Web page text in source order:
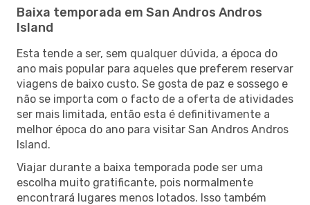
Baixa temporada em San Andros Andros
Island
Esta tende a ser, sem qualquer dúvida, a época do
ano mais popular para aqueles que preferem reservar
viagens de baixo custo. Se gosta de paz e sossego e
não se importa com o facto de a oferta de atividades
ser mais limitada, então esta é definitivamente a
melhor época do ano para visitar San Andros Andros
Island.
Viajar durante a baixa temporada pode ser uma
escolha muito gratificante, pois normalmente
encontrará lugares menos lotados. Isso também